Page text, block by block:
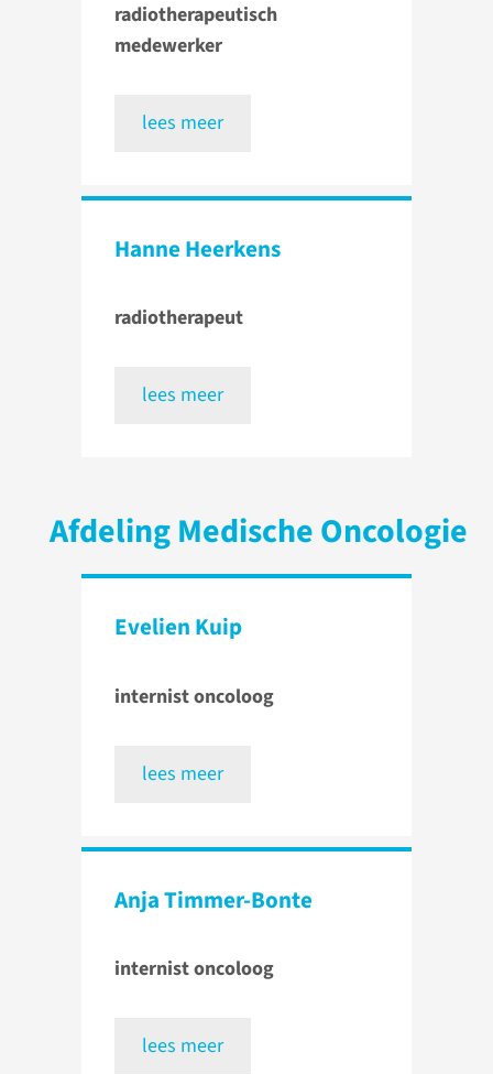
radiotherapeutisch
medewerker
lees meer
Hanne Heerkens
radiotherapeut
lees meer
Afdeling Medische Oncologie
Evelien Kuip
internist oncoloog
lees meer
Anja Timmer-Bonte
internist oncoloog
lees meer